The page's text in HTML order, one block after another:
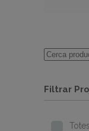
Filtrar